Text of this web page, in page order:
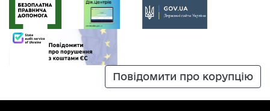
Повідомити про корупцію